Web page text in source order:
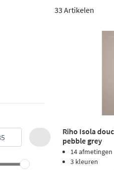
33 Artikelen
Riho Isola
pebble grey
14 afmetingen
3 kleuren